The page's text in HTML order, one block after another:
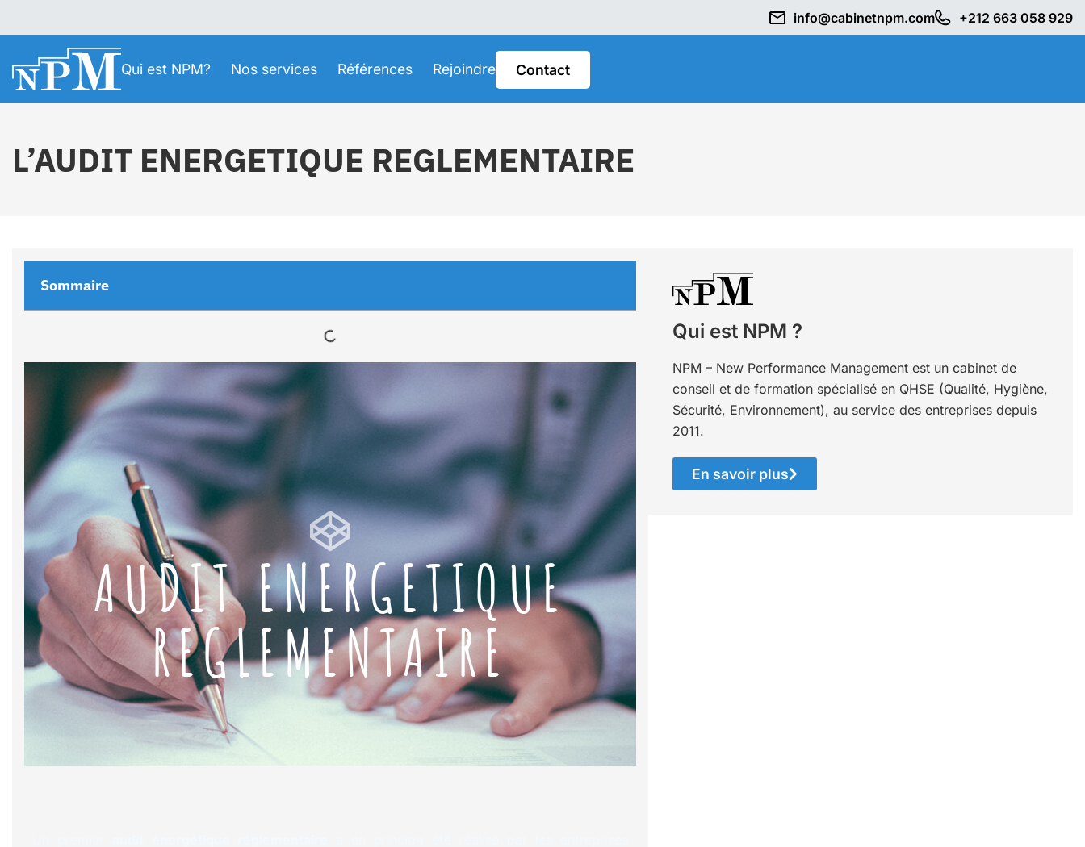
info@cabinetnpm.com +212 663 058 929
Qui est NPM? Nos services Références Rejoindre Contact
L’AUDIT ENERGETIQUE REGLEMENTAIRE
Sommaire
AUDIT ENERGETIQUE
REGLEMENTAIRE
Qui est NPM ?
NPM – New Performance Management est un cabinet de
conseil et de formation spécialisé en QHSE (Qualité, Hygiène,
Sécurité, Environnement), au service des entreprises depuis
2011.
En savoir plus